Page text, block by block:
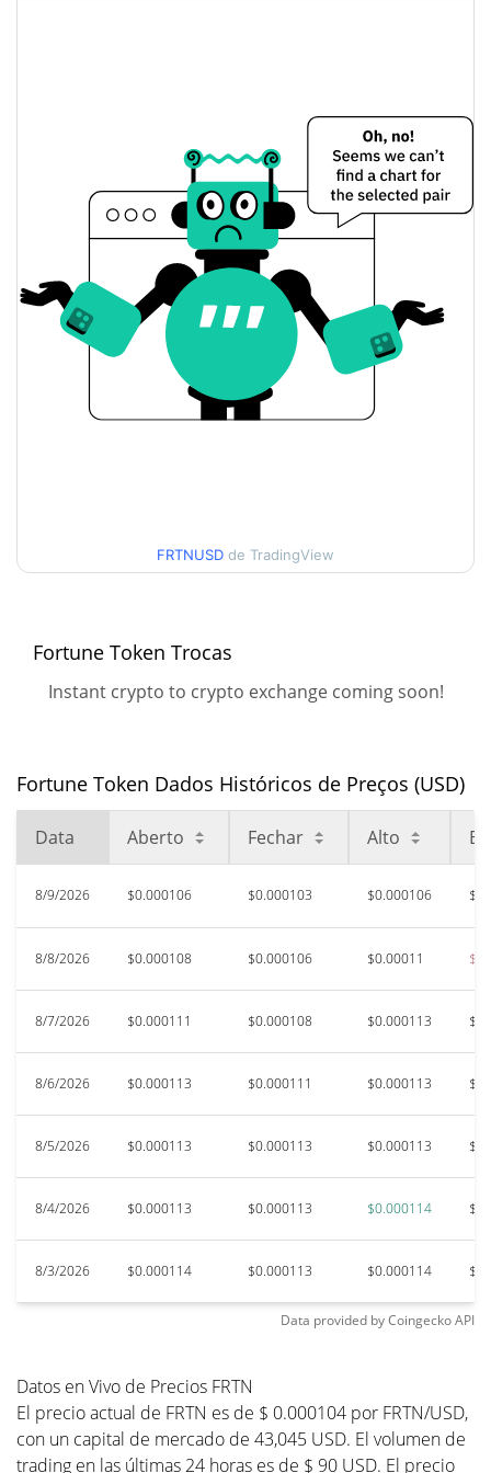
$0.00010388449
Abertura / Fecho de
$0.00010300802 /
$0.00010388449
A mudança de ontem
Volume de ontem $211.17775
Histórico do preço do Fortune Token
Semana Alta
$0.0001141557
Nov 3, 2023 (2 anos atrás)
99.89%
Baixa de todos os tempos
Aug 8, 2026 (1 dias atrás)
$0.00009366
10.74%
FRTNUSD de TradingView
Fortune Token Trocas
Instant crypto to crypto exchange coming soon!
Fortune Token Dados Históricos de Preços (USD)
Data Aberto Fechar Alto
8/9/2026 $0.000106 $0.000103 $0.000106
8/8/2026 $0.000108 $0.000106 $0.00011
8/7/2026 $0.000111 $0.000108 $0.000113
8/6/2026 $0.000113 $0.000111 $0.000113
8/5/2026 $0.000113 $0.000113 $0.000113
8/4/2026 $0.000113 $0.000113 $0.000114
8/3/2026 $0.000114 $0.000113 $0.000114
Data provided byCoingeckoAPI
Datos en Vivo de Precios FRTN
El precio actual de FRTN es de $ 0.000104 por FRTN/USD,
con un capital de mercado de 43,045 USD. El volumen de
trading en las últimas 24 horas es de $ 90 USD. El precio